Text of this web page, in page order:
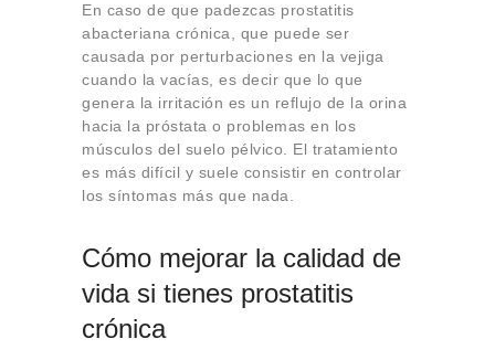
En caso de que padezcas prostatitis
abacteriana crónica, que puede ser
causada por perturbaciones en la vejiga
cuando la vacías, es decir que lo que
genera la irritación es un reflujo de la orina
hacia la próstata o problemas en los
músculos del suelo pélvico. El tratamiento
es más difícil y suele consistir en controlar
los síntomas más que nada.
Cómo mejorar la calidad de
vida si tienes prostatitis
crónica